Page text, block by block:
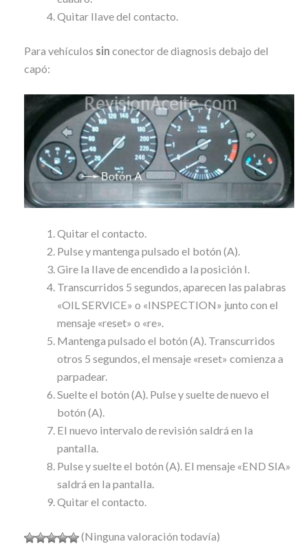
Quitar llave del contacto.
Para vehículos sin conector de diagnosis debajo del
capó:
Quitar el contacto.
Pulse y mantenga pulsado el botón (A).
Gire la llave de encendido a la posición I.
Transcurridos 5 segundos, aparecen las palabras
«OIL SERVICE» o «INSPECTION» junto con el
mensaje «reset» o «re».
Mantenga pulsado el botón (A). Transcurridos
otros 5 segundos, el mensaje «reset» comienza a
parpadear.
Suelte el botón (A). Pulse y suelte de nuevo el
botón (A).
El nuevo intervalo de revisión saldrá en la
pantalla.
Pulse y suelte el botón (A). El mensaje «END SIA»
saldrá en la pantalla.
Quitar el contacto.
(Ninguna valoración todavía)